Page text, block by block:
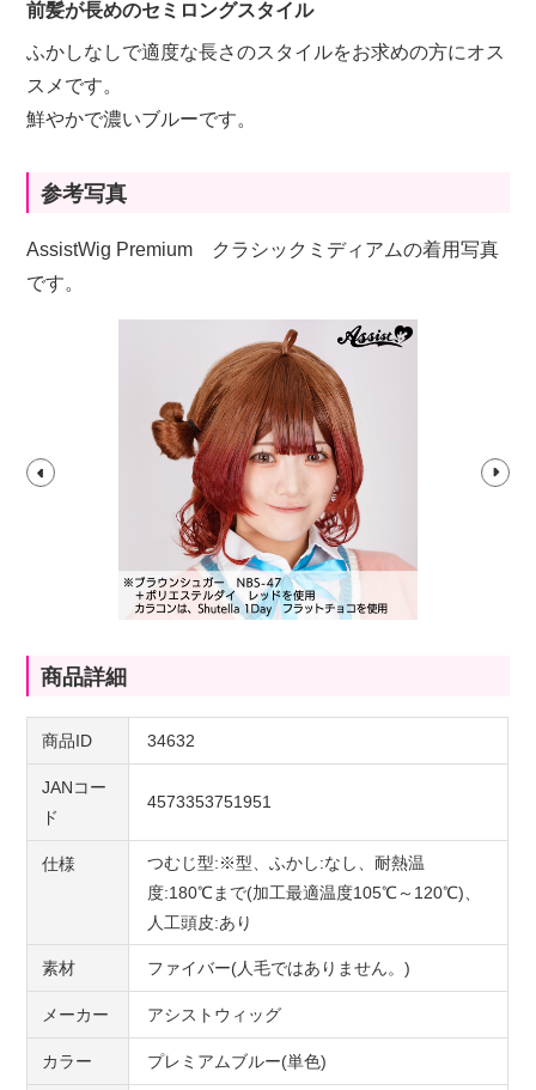
前髪が長めのセミロングスタイル
ふかしなしで適度な長さのスタイルをお求めの方にオス
スメです。
鮮やかで濃いブルーです。
参考写真
AssistWig Premium クラシックミディアムの着用写真
です。
商品詳細
商品ID 34632
JANコー
ド
4573353751951
仕様
つむじ型:※型、ふかし:なし、耐熱温
度:180℃まで(加工最適温度105℃～120℃)、
人工頭皮:あり
素材 ファイバー(人毛ではありません。)
メーカー アシストウィッグ
カラー プレミアムブルー(単色)